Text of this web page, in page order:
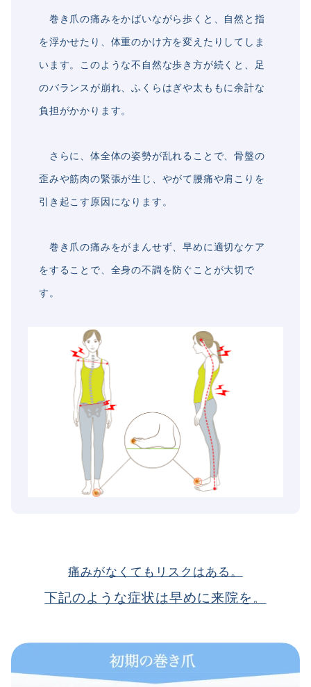
巻き爪の痛みをかばいながら歩くと、自然と指
を浮かせたり、体重のかけ方を変えたりしてしま
います。このような不自然な歩き方が続くと、足
のバランスが崩れ、ふくらはぎや太ももに余計な
負担がかかります。
さらに、体全体の姿勢が乱れることで、骨盤の
歪みや筋肉の緊張が生じ、やがて腰痛や肩こりを
引き起こす原因になります。
巻き爪の痛みをがまんせず、早めに適切なケア
をすることで、全身の不調を防ぐことが大切で
す。
痛みがなくてもリスクはある。
下記のような症状は早めに来院を。